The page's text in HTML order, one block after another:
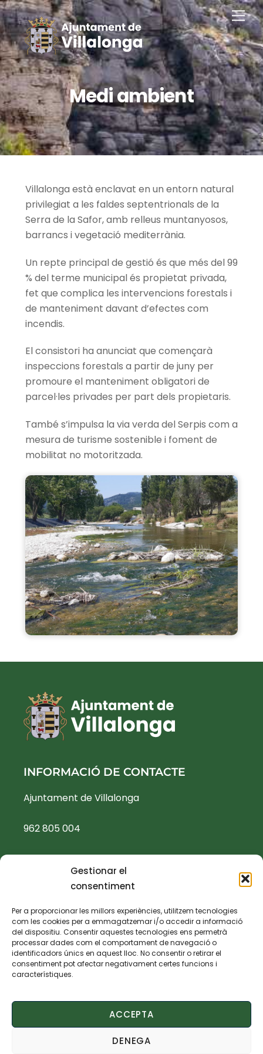
Gestionar el
consentiment
Per a proporcionar les millors experiències, utilitzem tecnologies
com les cookies per a emmagatzemar i/o accedir a informació
del dispositiu. Consentir aquestes tecnologies ens permetrà
processar dades com el comportament de navegació o
identificadors únics en aquest lloc. No consentir o retirar el
consentiment pot afectar negativament certes funcions i
característiques.
ACCEPTA
DENEGA
Saltar
al
contingut
Medi ambient
Villalonga està enclavat en un entorn natural
privilegiat a les faldes septentrionals de la
Serra de la Safor, amb relleus muntanyosos,
barrancs i vegetació mediterrània.
Un repte principal de gestió és que més del 99
% del terme municipal és propietat privada,
fet que complica les intervencions forestals i
de manteniment davant d’efectes com
incendis.
El consistori ha anunciat que començarà
inspeccions forestals a partir de juny per
promoure el manteniment obligatori de
parcel·les privades per part dels propietaris.
També s’impulsa la via verda del Serpis com a
mesura de turisme sostenible i foment de
mobilitat no motoritzada.
INFORMACIÓ DE CONTACTE
Ajuntament de Villalonga
962 805 004
ajuntament@villalonga.es
TEXTOS LEGALS
Política de privacidad
Política de cookies
Declaración de accesibilidad